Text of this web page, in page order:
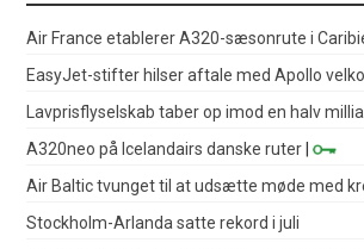
Air France etablerer A320-sæsonrute i
EasyJet-stifter hilser aftale med Apollo
Lavprisflyselskab taber op imod en halv
A320neo på Icelandairs danske ruter |
Air Baltic tvunget til at udsætte møde med
Stockholm-Arlanda satte rekord i juli